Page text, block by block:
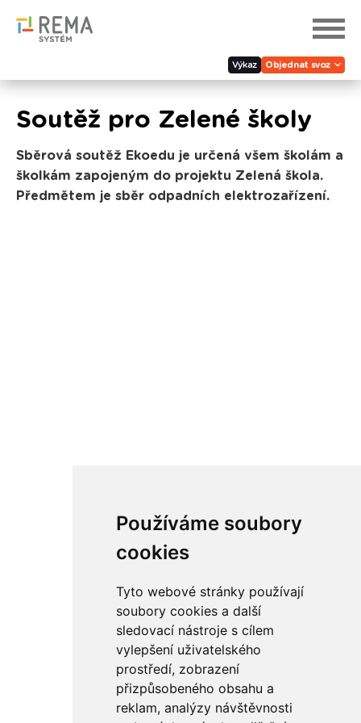
Používáme soubory
cookies
Tyto webové stránky používají
soubory cookies a další
sledovací nástroje s cílem
vylepšení uživatelského
prostředí, zobrazení
přizpůsobeného obsahu a
reklam, analýzy návštěvnosti
Výkaz Objednat svoz
Soutěž pro Zelené školy
Sběrová soutěž Ekoedu je určená všem školám a
školkám zapojeným do projektu Zelená škola.
Předmětem je sběr odpadních elektrozařízení.